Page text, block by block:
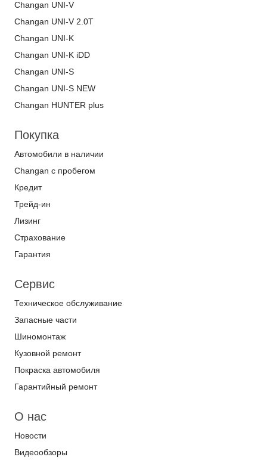
Changan UNI-V
Changan UNI-V 2.0T
Changan UNI-K
Changan UNI-K iDD
Changan UNI-S
Changan UNI-S NEW
Changan HUNTER plus
Покупка
Автомобили в наличии
Changan с пробегом
Кредит
Трейд-ин
Лизинг
Страхование
Гарантия
Сервис
Техническое обслуживание
Запасные части
Шиномонтаж
Кузовной ремонт
Покраска автомобиля
Гарантийный ремонт
О нас
Новости
Видеообзоры